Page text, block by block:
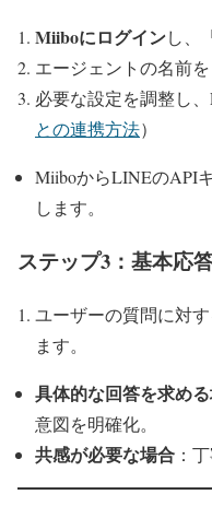
Miiboにログインし、
エージェントの名前
必要な設定を調整し
との連携方法）
MiiboからLINEのAPI
します。
ステップ3：基本応
ユーザーの質問に対
ます。
具体的な回答を求め
意図を明確化。
共感が必要な場合 ：